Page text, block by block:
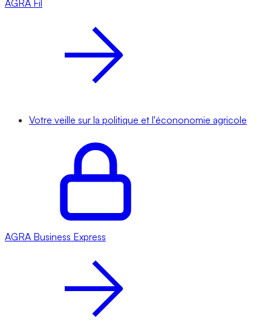
AGRA Fil
Votre veille sur la politique et l'écononomie agricole
AGRA Business Express